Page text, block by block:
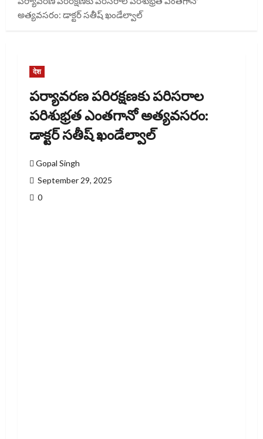
అత్యవసరం: డాక్టర్ సతీష్ ఖండేల్వాల్
देश
పర్యావరణ పరిరక్షణకు పరిసరాల
పరిశుభ్రత ఎంతగానో అత్యవసరం:
డాక్టర్ సతీష్ ఖండేల్వాల్
Gopal Singh
September 29, 2025
0